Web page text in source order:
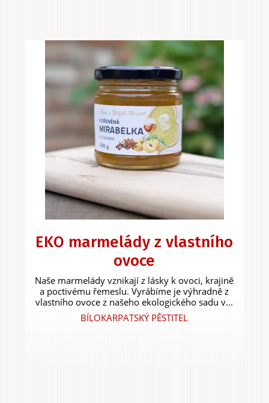
EKO marmelády z vlastního
ovoce
Naše marmelády vznikají z lásky k ovoci, krajině
a poctivému řemeslu. Vyrábíme je výhradně z
vlastního ovoce z našeho ekologického sadu v...
BÍLOKARPATSKÝ PĚSTITEL